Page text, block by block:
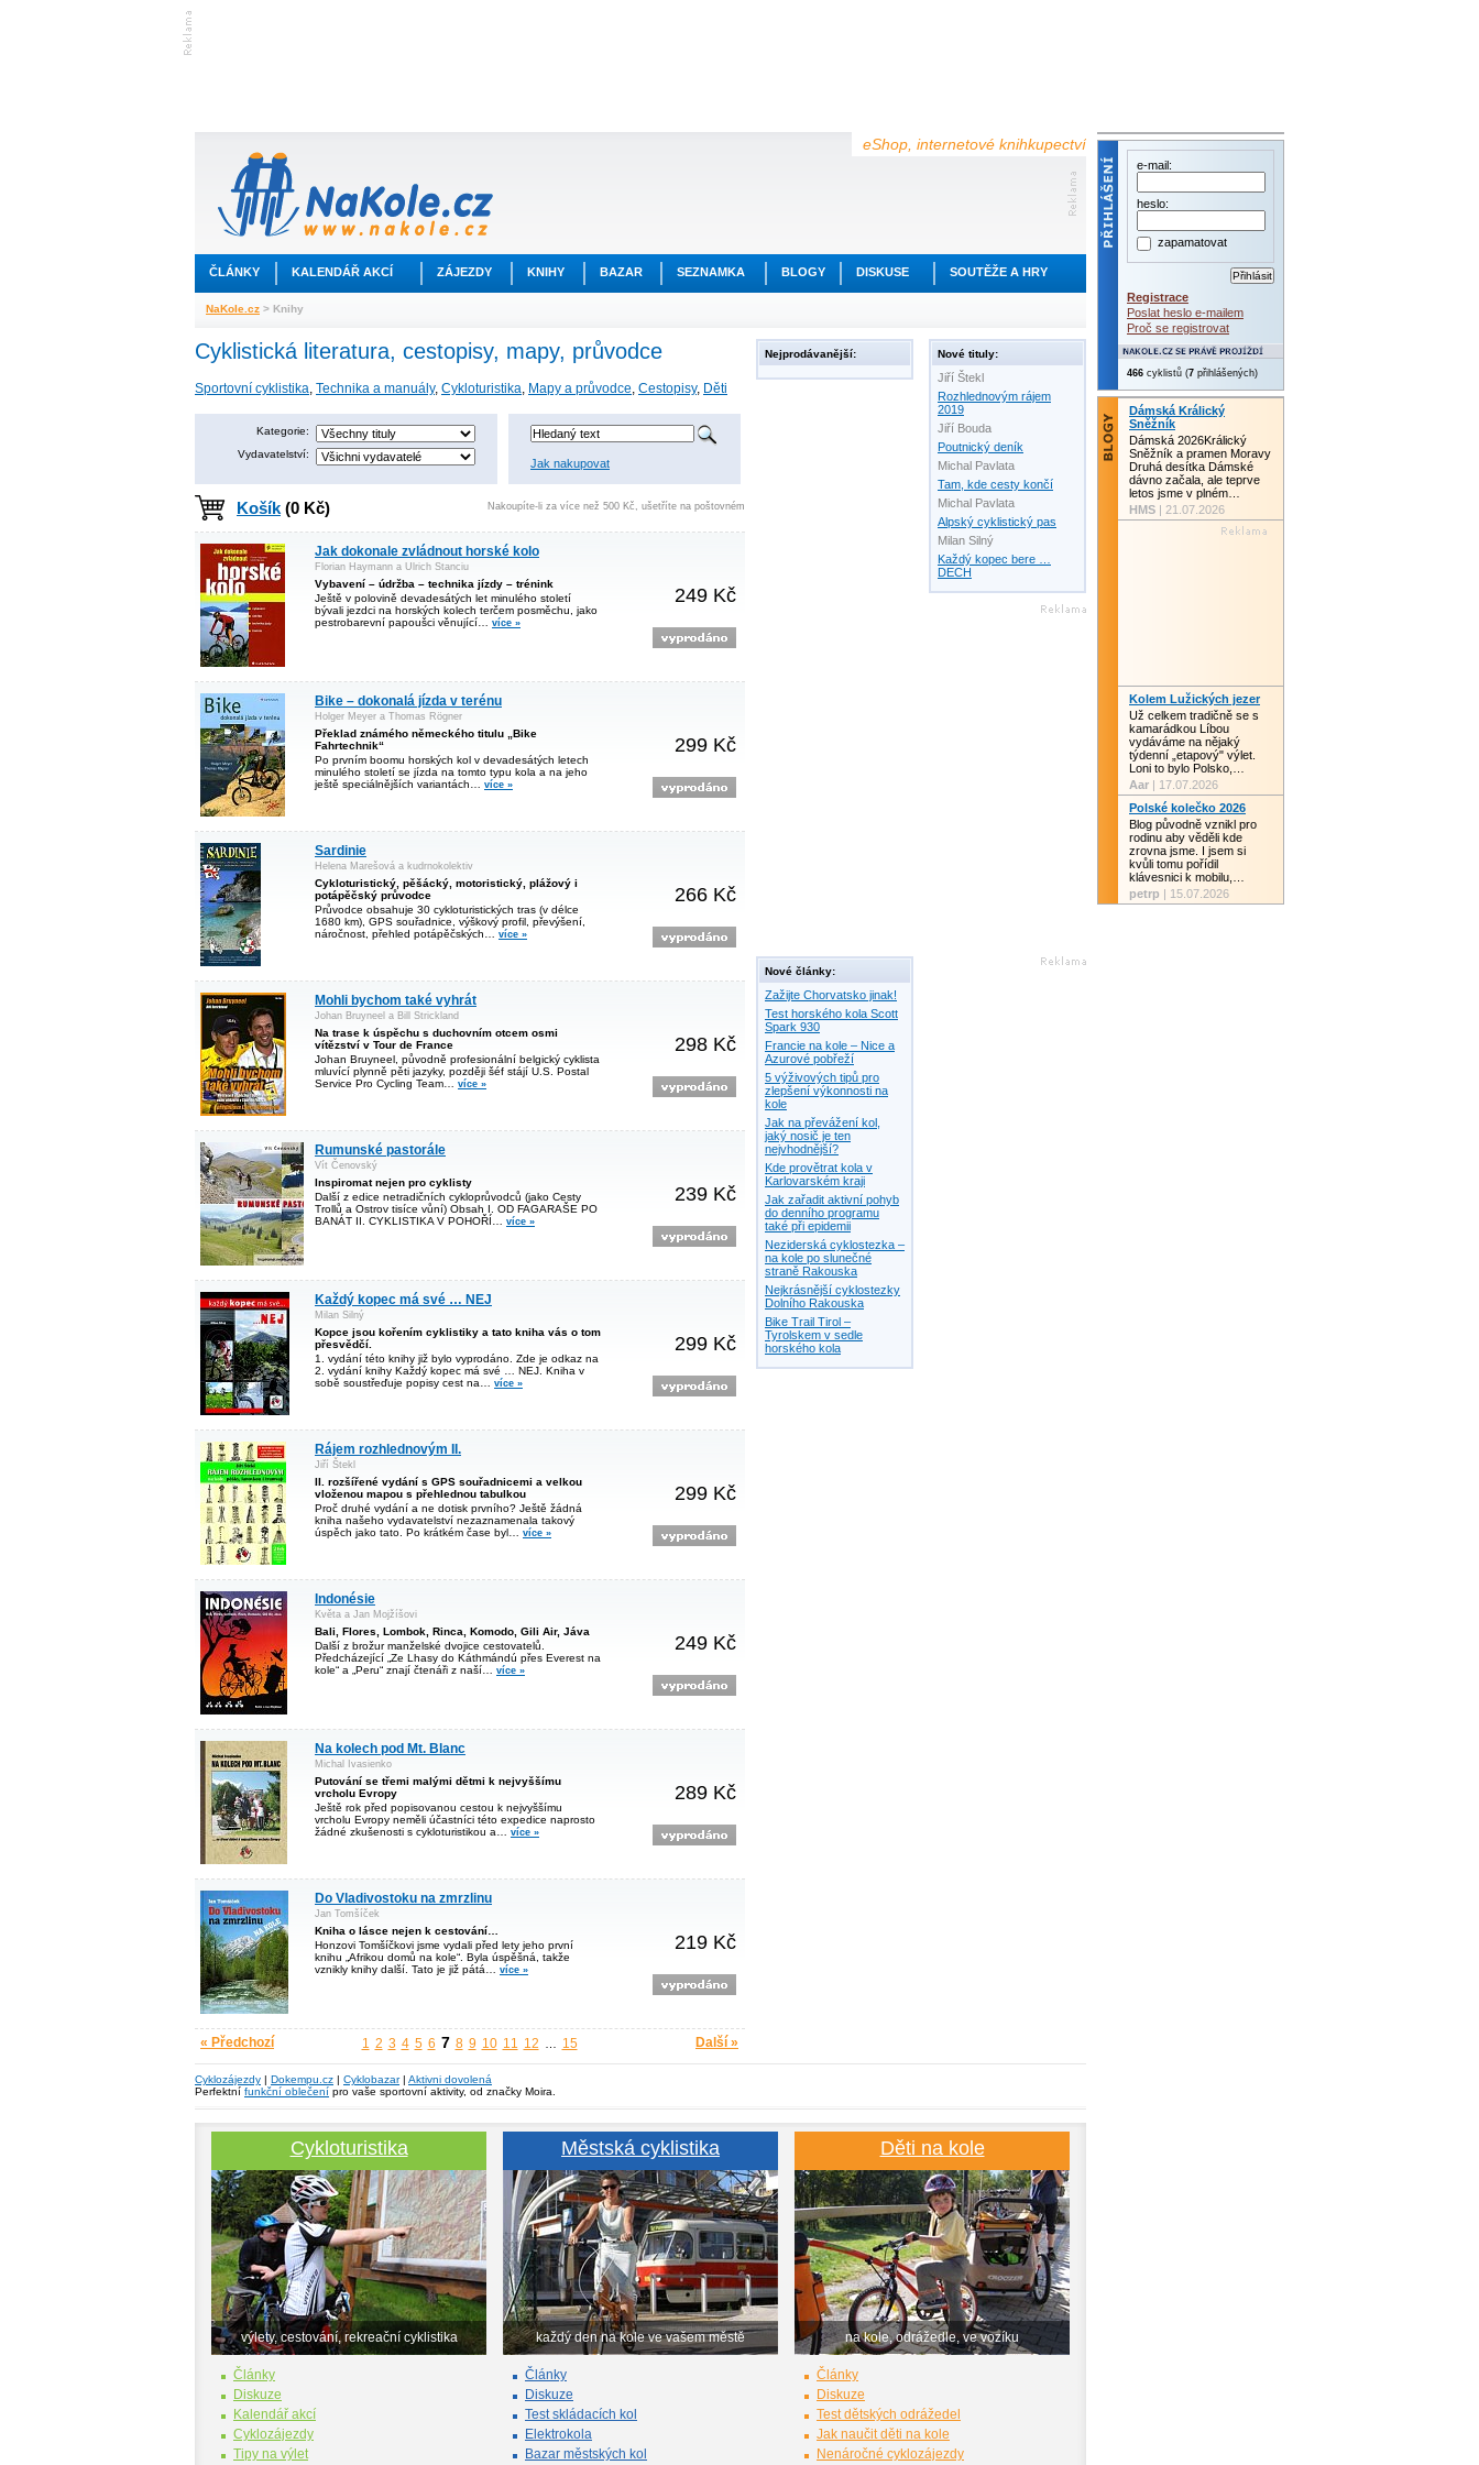
eShop, internetové knihkupectví
ČLÁNKY KALENDÁŘ AKCÍ ZÁJEZDY KNIHY BAZAR SEZNAMKA BLOGY DISKUSE SOUTĚŽE A HRY
NaKole.cz > Knihy
Cyklistická literatura, cestopisy, mapy, průvodce
Sportovní cyklistika, Technika a manuály, Cykloturistika, Mapy a průvodce, Cestopisy, Děti
Kategorie:
Vydavatelství:
Jak nakupovat
Košík (0 Kč) Nakoupíte-li za více než 500 Kč, ušetříte na poštovném
Jak dokonale zvládnout horské kolo
Florian Haymann a Ulrich Stanciu
Vybavení – údržba – technika jízdy – trénink
Ještě v polovině devadesátých let minulého století
bývali jezdci na horských kolech terčem posměchu, jako
pestrobarevní papoušci věnující… více »
249 Kč
Bike – dokonalá jízda v terénu
Holger Meyer a Thomas Rögner
Překlad známého německého titulu „Bike
Fahrtechnik“
Po prvním boomu horských kol v devadesátých letech
minulého století se jízda na tomto typu kola a na jeho
ještě speciálnějších variantách… více »
299 Kč
Sardinie
Helena Marešová a kudrnokolektiv
Cykloturistický, pěšácký, motoristický, plážový i
potápěčský průvodce
Průvodce obsahuje 30 cykloturistických tras (v délce
1680 km), GPS souřadnice, výškový profil, převýšení,
náročnost, přehled potápěčských… více »
266 Kč
Mohli bychom také vyhrát
Johan Bruyneel a Bill Strickland
Na trase k úspěchu s duchovním otcem osmi
vítězství v Tour de France
Johan Bruyneel, původně profesionální belgický cyklista
mluvící plynně pěti jazyky, později šéf stájí U.S. Postal
Service Pro Cycling Team… více »
298 Kč
Rumunské pastorále
Vít Čenovský
Inspiromat nejen pro cyklisty
Další z edice netradičních cykloprůvodců (jako Cesty
Trollů a Ostrov tisíce vůní) Obsah I. OD FAGARAŠE PO
BANÁT II. CYKLISTIKA V POHOŘÍ… více »
239 Kč
Každý kopec má své … NEJ
Milan Silný
Kopce jsou kořením cyklistiky a tato kniha vás o tom
přesvědčí.
1. vydání této knihy již bylo vyprodáno. Zde je odkaz na
2. vydání knihy Každý kopec má své … NEJ. Kniha v
sobě soustřeďuje popisy cest na… více »
299 Kč
Rájem rozhlednovým II.
Jiří Štekl
II. rozšířené vydání s GPS souřadnicemi a velkou
vloženou mapou s přehlednou tabulkou
Proč druhé vydání a ne dotisk prvního? Ještě žádná
kniha našeho vydavatelství nezaznamenala takový
úspěch jako tato. Po krátkém čase byl… více »
299 Kč
Indonésie
Květa a Jan Mojžíšovi
Bali, Flores, Lombok, Rinca, Komodo, Gili Air, Jáva
Další z brožur manželské dvojice cestovatelů.
Předcházející „Ze Lhasy do Káthmándú přes Everest na
kole“ a „Peru“ znají čtenáři z naší… více »
249 Kč
Na kolech pod Mt. Blanc
Michal Ivasienko
Putování se třemi malými dětmi k nejvyššímu
vrcholu Evropy
Ještě rok před popisovanou cestou k nejvyššímu
vrcholu Evropy neměli účastníci této expedice naprosto
žádné zkušenosti s cykloturistikou a… více »
289 Kč
Do Vladivostoku na zmrzlinu
Jan Tomšíček
Kniha o lásce nejen k cestování…
Honzovi Tomšíčkovi jsme vydali před lety jeho první
knihu „Afrikou domů na kole“. Byla úspěšná, takže
vznikly knihy další. Tato je již pátá… více »
219 Kč
« Předchozí 1 2 3 4 5 6 7 8 9 10 11 12 15 Další »
Nejprodávanější: Nové tituly:
Jiří Štekl
Rozhlednovým rájem
2019
Jiří Bouda
Poutnický deník
Michal Pavlata
Tam, kde cesty končí
Michal Pavlata
Alpský cyklistický pas
Milan Silný
Každý kopec bere …
DECH
Nové články:
Zažijte Chorvatsko jinak!
Test horského kola Scott
Spark 930
Francie na kole – Nice a
Azurové pobřeží
5 výživových tipů pro
zlepšení výkonnosti na
kole
Jak na převážení kol,
jaký nosič je ten
nejvhodnější?
Kde provětrat kola v
Karlovarském kraji
Jak zařadit aktivní pohyb
do denního programu
také při epidemii
Neziderská cyklostezka –
na kole po slunečné
straně Rakouska
Nejkrásnější cyklostezky
Dolního Rakouska
Bike Trail Tirol –
Tyrolskem v sedle
horského kola
Cyklozájezdy | Dokempu.cz | Cyklobazar| Aktivni dovolená
Perfektní funkční oblečení pro vaše sportovní aktivity, od značky Moira.
Cykloturistika
výlety, cestování, rekreační cyklistika
Články
Diskuze
Kalendář akcí
Cyklozájezdy
Tipy na výlet
Městská cyklistika
každý den na kole ve vašem městě
Články
Diskuze
Test skládacích kol
Elektrokola
Bazar městských kol
Děti na kole
na kole, odrážedle, ve vozíku
Články
Diskuze
Test dětských odrážedel
Jak naučit děti na kole
Nenáročné cyklozájezdy
e-mail:
heslo:
zapamatovat
Registrace
Poslat heslo e-mailem
Proč se registrovat
466 cyklistů (7 přihlášených)
Dámská Králický
Sněžník
Dámská 2026Králický
Sněžník a pramen Moravy
Druhá desítka Dámské
dávno začala, ale teprve
letos jsme v plném…
HMS | 21.07.2026
Kolem Lužických jezer
Už celkem tradičně se s
kamarádkou Líbou
vydáváme na nějaký
týdenní „etapový" výlet.
Loni to bylo Polsko,…
Aar | 17.07.2026
Polské kolečko 2026
Blog původně vznikl pro
rodinu aby věděli kde
zrovna jsme. I jsem si
kvůli tomu pořídil
klávesnici k mobilu,…
petrp | 15.07.2026